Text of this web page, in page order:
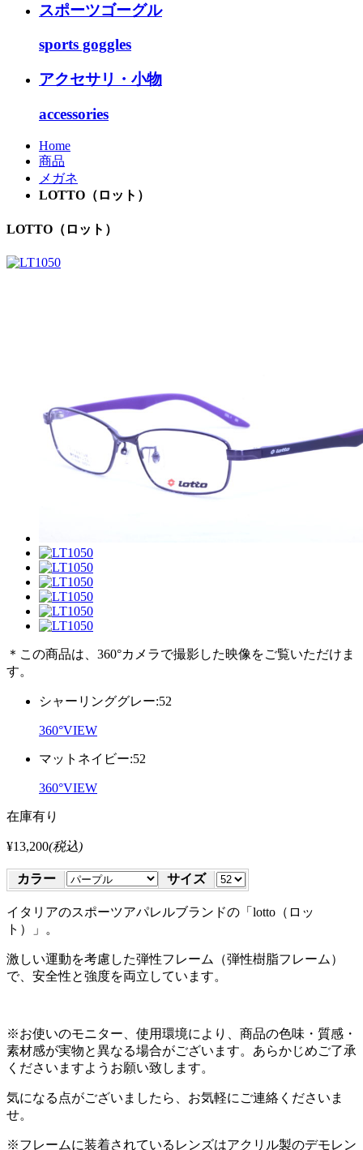
スポーツゴーグル
sports goggles
アクセサリ・小物
accessories
Home
商品
メガネ
LOTTO（ロット）
LOTTO（ロット）
＊この商品は、360°カメラで撮影した映像をご覧いただけま
す。
シャーリンググレー:52
360°VIEW
マットネイビー:52
360°VIEW
在庫有り
¥13,200(税込)
カラー サイズ
イタリアのスポーツアパレルブランドの「lotto（ロッ
ト）」。
激しい運動を考慮した弾性フレーム（弾性樹脂フレーム）
で、安全性と強度を両立しています。
※お使いのモニター、使用環境により、商品の色味・質感・
素材感が実物と異なる場合がございます。あらかじめご了承
くださいますようお願い致します。
気になる点がございましたら、お気軽にご連絡くださいま
せ。
※フレームに装着されているレンズはアクリル製のデモレン